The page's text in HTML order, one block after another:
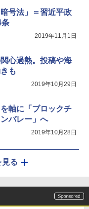
号法」＝習近平政
条
2019年11月1日
心過熱。投稿や海
も
2019年10月29日
軸に「ブロックチ
バレー」へ
2019年10月28日
見る